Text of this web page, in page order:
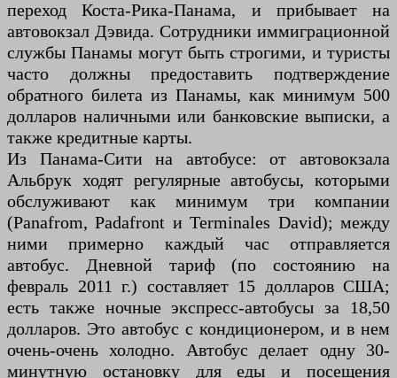
переход Коста-Рика-Панама, и прибывает на
автовокзал Дэвида. Сотрудники иммиграционной
службы Панамы могут быть строгими, и туристы
часто должны предоставить подтверждение
обратного билета из Панамы, как минимум 500
долларов наличными или банковские выписки, а
также кредитные карты.
Из Панама-Сити на автобусе: от автовокзала
Альбрук ходят регулярные автобусы, которыми
обслуживают как минимум три компании
(Panafrom, Padafront и Terminales David); между
ними примерно каждый час отправляется
автобус. Дневной тариф (по состоянию на
февраль 2011 г.) составляет 15 долларов США;
есть также ночные экспресс-автобусы за 18,50
долларов. Это автобус с кондиционером, и в нем
очень-очень холодно. Автобус делает одну 30-
минутную остановку для еды и посещения